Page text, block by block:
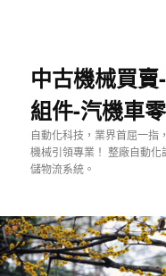
中古機械買
組件-汽機車
自動化科技，業界首屈一指
機械引領專業！ 整廠自動
儲物流系統。